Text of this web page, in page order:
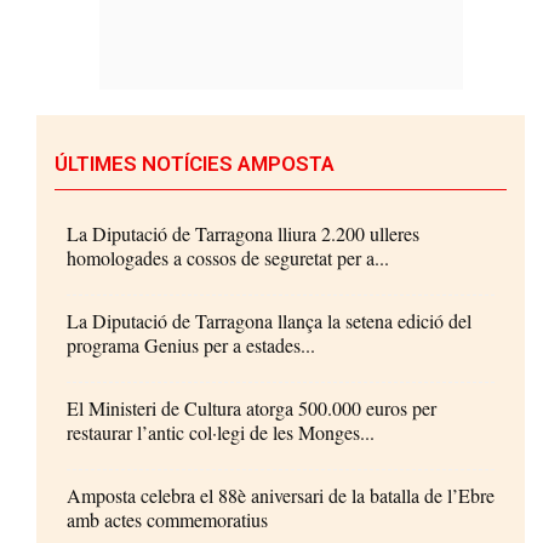
ÚLTIMES NOTÍCIES AMPOSTA
La Diputació de Tarragona lliura 2.200 ulleres
homologades a cossos de seguretat per a...
La Diputació de Tarragona llança la setena edició del
programa Genius per a estades...
El Ministeri de Cultura atorga 500.000 euros per
restaurar l’antic col·legi de les Monges...
Amposta celebra el 88è aniversari de la batalla de l’Ebre
amb actes commemoratius